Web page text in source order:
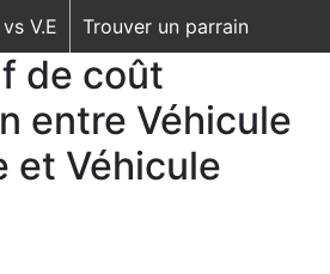
V.E Trouver un parrain
de coût
entre Véhicule
et Véhicule